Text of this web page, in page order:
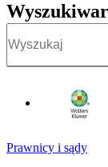
Prawnicy i sądy